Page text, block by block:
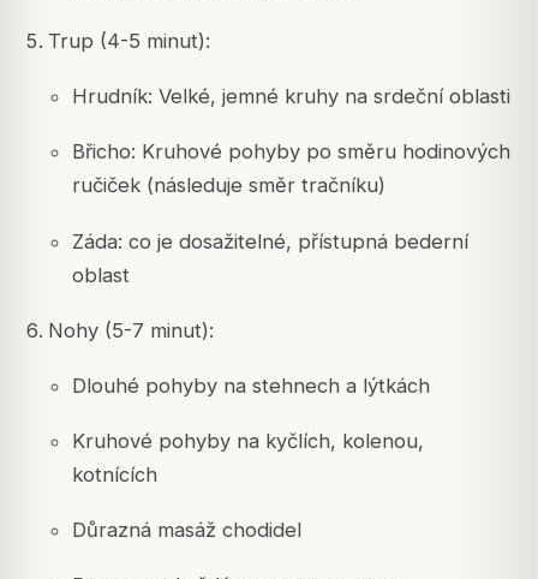
Trup (4-5 minut):
Hrudník: Velké, jemné kruhy na srdeční oblasti
Břicho: Kruhové pohyby po směru hodinových
ručiček (následuje směr tračníku)
Záda: co je dosažitelné, přístupná bederní
oblast
Nohy (5-7 minut):
Dlouhé pohyby na stehnech a lýtkách
Kruhové pohyby na kyčlích, kolenou,
kotnících
Důrazná masáž chodidel